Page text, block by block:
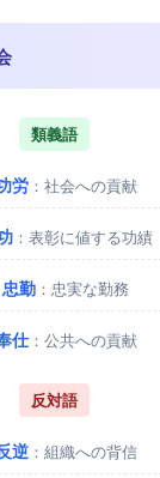
類義語
労：社会への貢献
：表彰に値する功績
忠勤 ：忠実な勤務
仕：公共への貢献
反対語
逆：組織への背信